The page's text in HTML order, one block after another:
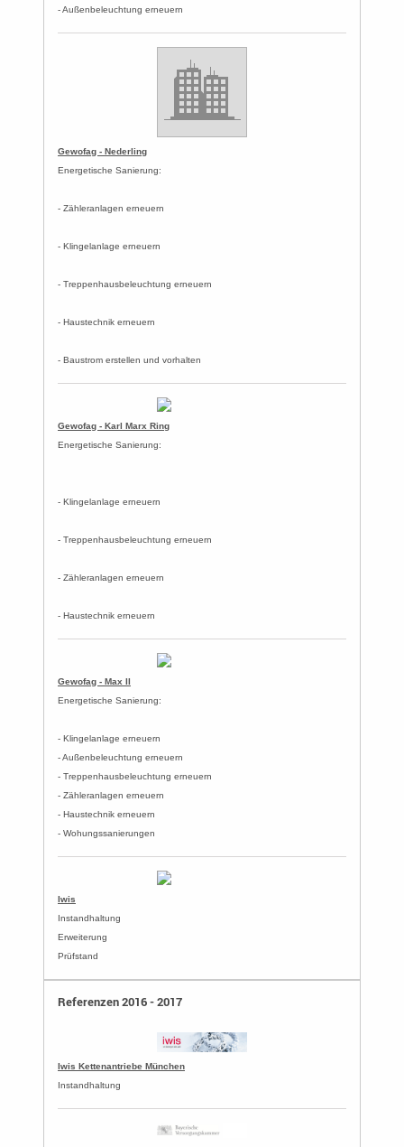
- Außenbeleuchtung erneuern
Gewofag - Nederling
Energetische Sanierung:
- Zähleranlagen erneuern
- Klingelanlage erneuern
- Treppenhausbeleuchtung erneuern
- Haustechnik erneuern
- Baustrom erstellen und vorhalten
Gewofag - Karl Marx Ring
Energetische Sanierung:
- Klingelanlage erneuern
- Treppenhausbeleuchtung erneuern
- Zähleranlagen erneuern
- Haustechnik erneuern
Gewofag - Max II
Energetische Sanierung:
- Klingelanlage erneuern
- Außenbeleuchtung erneuern
- Treppenhausbeleuchtung erneuern
- Zähleranlagen erneuern
- Haustechnik erneuern
- Wohungssanierungen
Iwis
Instandhaltung
Erweiterung
Prüfstand
Referenzen 2016 - 2017
Iwis Kettenantriebe München
Instandhaltung